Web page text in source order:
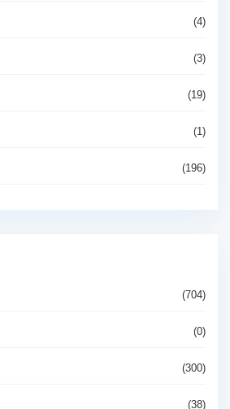
(4)
(3)
(19)
(1)
(196)
(704)
(0)
(300)
(38)